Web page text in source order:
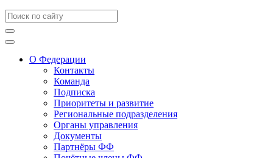
О Федерации
Контакты
Команда
Подписка
Приоритеты и развитие
Региональные подразделения
Органы управления
Документы
Партнёры ФФ